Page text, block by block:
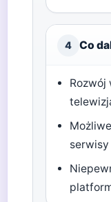
4 Co
Rozwój